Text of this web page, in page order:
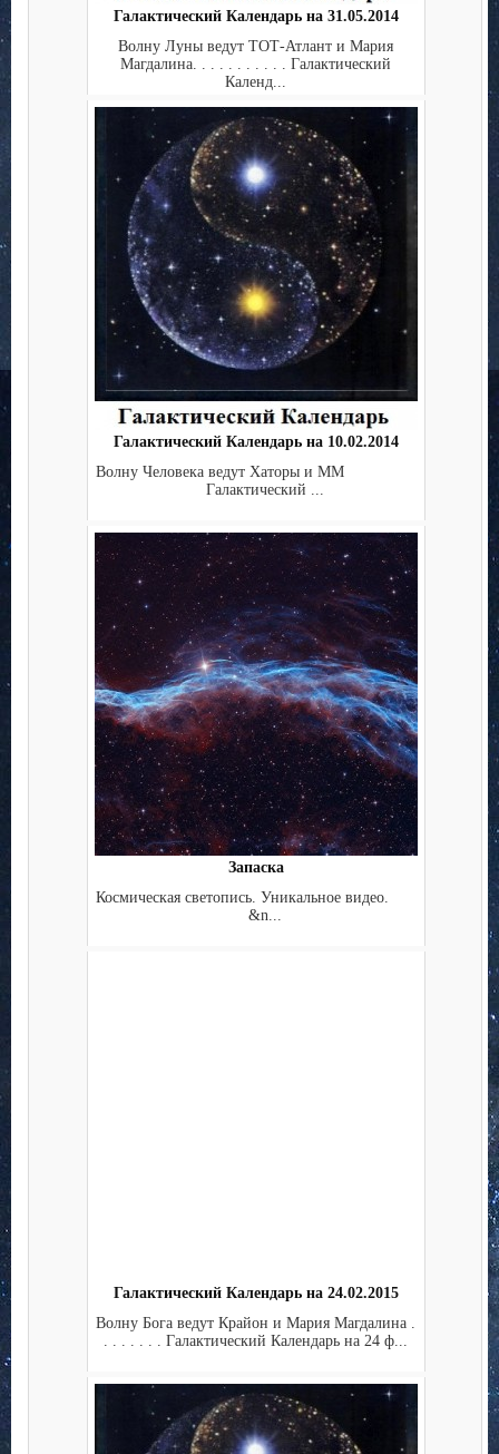
Галактический Календарь на 31.05.2014
Волну Луны ведут ТОТ-Атлант и Мария
Магдалина. . . . . . . . . . . Галактический
Календ...
Галактический Календарь на 10.02.2014
Волну Человека ведут Хаторы и ММ
Галактический ...
Запаска
Космическая светопись. Уникальное видео.
&n...
Галактический Календарь на 24.02.2015
Волну Бога ведут Крайон и Мария Магдалина .
. . . . . . . Галактический Календарь на 24 ф...